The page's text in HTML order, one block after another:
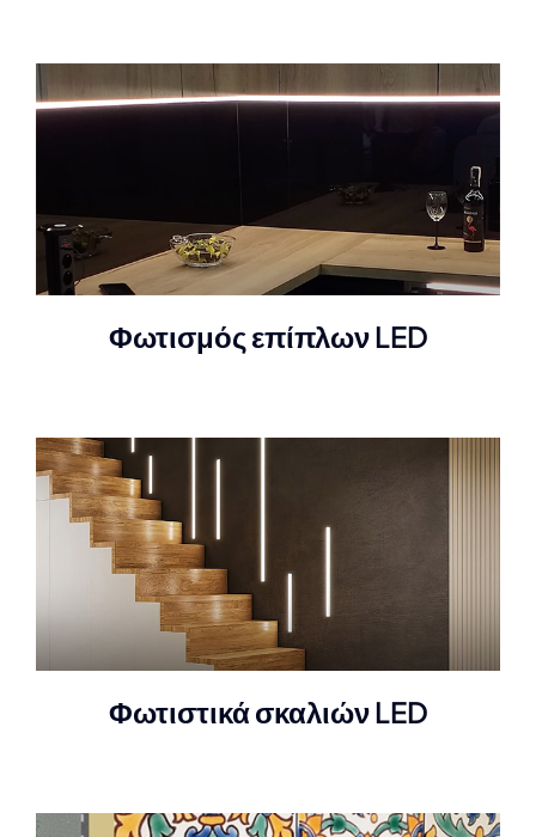
Φωτισμός επίπλων LED
Φωτιστικά σκαλιών LED